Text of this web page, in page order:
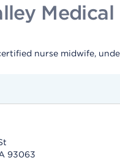
nurse midwife,
93063